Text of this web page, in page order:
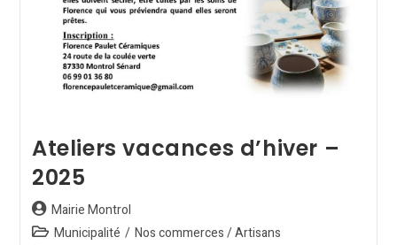
Ateliers vacances d’hiver –
2025
Mairie Montrol
Municipalité / Nos commerces / Artisans